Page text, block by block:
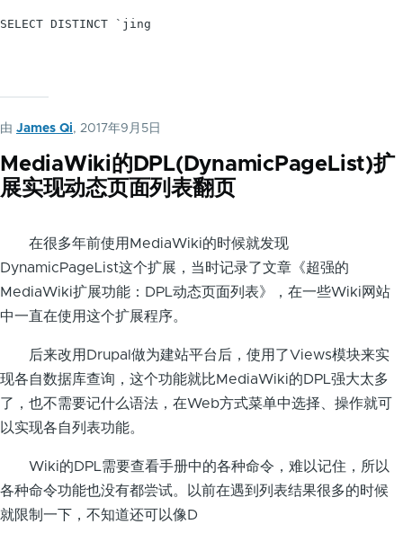
SELECT DISTINCT `jing
由 James Qi, 2017年9月5日
MediaWiki的DPL(DynamicPageList)扩
展实现动态页面列表翻页
在很多年前使用MediaWiki的时候就发现
DynamicPageList这个扩展，当时记录了文章《超强的
MediaWiki扩展功能：DPL动态页面列表》，在一些Wiki网站
中一直在使用这个扩展程序。
后来改用Drupal做为建站平台后，使用了Views模块来实
现各自数据库查询，这个功能就比MediaWiki的DPL强大太多
了，也不需要记什么语法，在Web方式菜单中选择、操作就可
以实现各自列表功能。
Wiki的DPL需要查看手册中的各种命令，难以记住，所以
各种命令功能也没有都尝试。以前在遇到列表结果很多的时候
就限制一下，不知道还可以像D